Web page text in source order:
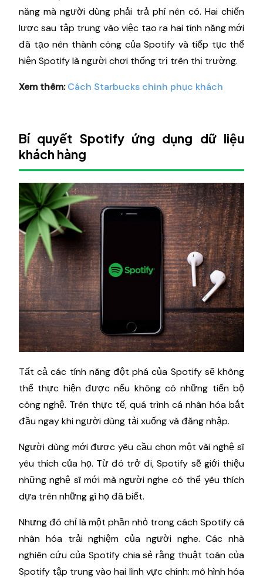
năng mà người dùng phải trả phí nên có. Hai chiến
lược sau tập trung vào việc tạo ra hai tính năng mới
đã tạo nên thành công của Spotify và tiếp tục thể
hiện Spotify là người chơi thống trị trên thị trường.
Xem thêm: Cách Starbucks chinh phục khách
Bí quyết Spotify ứng dụng dữ liệu
khách hàng
Tất cả các tính năng đột phá của Spotify sẽ không
thể thực hiện được nếu không có những tiến bộ
công nghệ. Trên thực tế, quá trình cá nhân hóa bắt
đầu ngay khi người dùng tải xuống và đăng nhập.
Người dùng mới được yêu cầu chọn một vài nghệ sĩ
yêu thích của họ. Từ đó trở đi, Spotify sẽ giới thiệu
những nghệ sĩ mới mà người nghe có thể yêu thích
dựa trên những gì họ đã biết.
Nhưng đó chỉ là một phần nhỏ trong cách Spotify cá
nhân hóa trải nghiệm của người nghe. Các nhà
nghiên cứu của Spotify chia sẻ rằng thuật toán của
Spotify tập trung vào hai lĩnh vực chính: mô hình hóa